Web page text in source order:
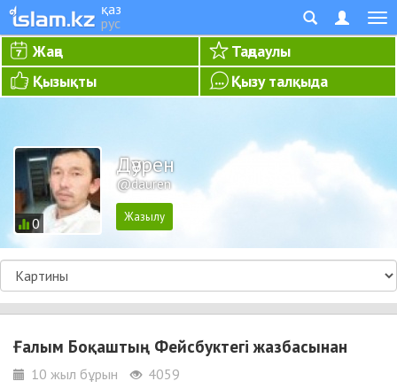
қаз
рус
Жаңа
Таңдаулы
Қызықты
Қызу талқыда
0
Дәурен
@dauren
Ғалым Боқаштың Фейсбуктегі жазбасынан
10 жыл бұрын
4059